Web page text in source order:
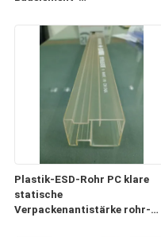
Plastik-ESD-Rohr PC klare
statische
Verpackenantistärke rohr-